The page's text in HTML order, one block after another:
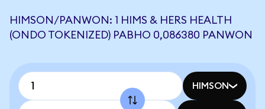
HIMSON/PANWON: 1 HIMS & HERS HEALTH
(ONDO TOKENIZED) РАВНО 0,086380 PANWON
HIMSON